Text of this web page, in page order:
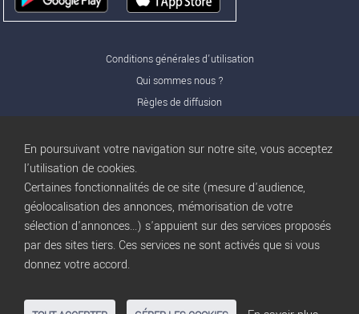
Conditions générales d'utilisation
Qui sommes nous ?
Règles de diffusion
Nos offres Pro
Publicité
Conditions d’Utilisation
Privacy Policy
Blogtrocbuy
Gestion des cookies
En poursuivant votre navigation sur notre site, vous acceptez
l'utilisation de cookies.
Certaines fonctionnalités de ce site (mesure d'audience,
géolocalisation des annonces, mémorisation de votre
sélection d'annonces...) s'appuient sur des services proposés
par des sites tiers. Ces services ne sont activés que si vous
donnez votre accord.